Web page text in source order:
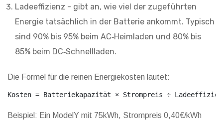
Ladeeffizienz - gibt an, wie viel der zugeführten
Energie tatsächlich in der Batterie ankommt. Typisch
sind 90% bis 95% beim AC‑Heimladen und 80% bis
85% beim DC‑Schnellladen.
Die Formel für die reinen Energiekosten lautet:
Kosten = Batteriekapazität × Strompreis ÷
Beispiel: Ein ModelY mit 75kWh, Strompreis 0,40€/kWh